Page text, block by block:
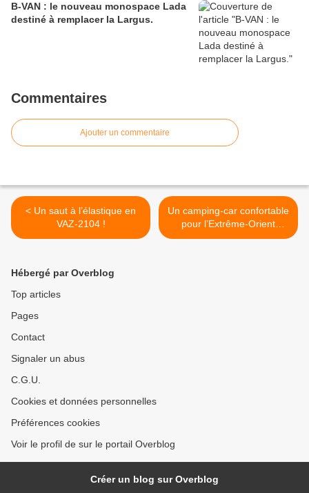
B-VAN : le nouveau monospace Lada
destiné à remplacer la Largus.
Commentaires
Ajouter un commentaire
< Un saut à l’élastique en
VAZ-2104 !
Un camping-car confortable
pour l’Extrême-Orient
russe. >
Hébergé par Overblog
Top articles
Pages
Contact
Signaler un abus
C.G.U.
Cookies et données personnelles
Préférences cookies
Voir le profil de sur le portail Overblog
Créer un blog sur Overblog